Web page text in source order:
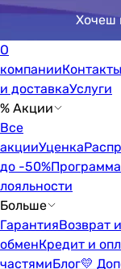
Хочеш
О
компанииКонтакты
и доставкаУслуги
% Акции
Все
акцииУценка
до -50%Программа
лояльности
Больше
ГарантияВозврат и
обменКредит и
частямиБлог💛